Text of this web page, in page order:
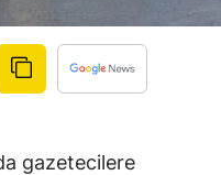
Çorum
Denizli
Edirne
gazetecilere